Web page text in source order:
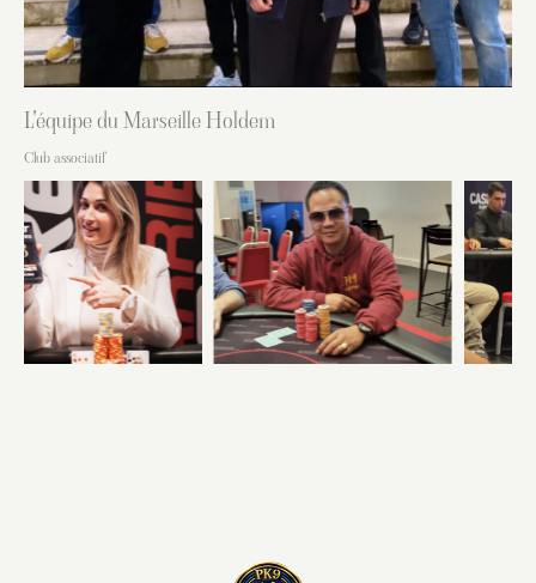
L'équipe du Marseille Holdem
Club associatif